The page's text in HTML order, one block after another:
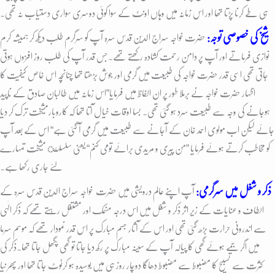
ہی طے کرنا پڑتا تھا اور اس زمانہ میں وہاں اونٹ کے سوا کوئی دوسری سواری دستیاب نہ تھی۔
شیخ کی خصوصی توجہ: حضرت خواجہ سراج الدین قدس سرہ آپ کو سرگرم طلب دیکھ کر ہمیشہ کرم
نوازی فرماتے اور آپ پر دامن رحمت کشادہ رکھتے تھے۔جس قدر آپ کی طلب روز افزوں ہوتی
جاتی تھی اسی قدر حضرت خواجہ کی طبیعت میں گرمی اور جوش بڑھتا تھا چنانچہ اس خاص کیفیت کا
اظہار حضرت خواجہ نے برملا طور پر ان الفاظ میں فرمایا”اس زمانہ میں طالبان صادق کے ناپید
ہوجانے کی وجہ سے طبیعت سرد ہو گئی تھی۔ بسا اوقات خیال آتا تھا کہ کاروبارمشیخت ترک کر دیا
جائے لیکن اب مولوی احمد خان کے آجانے سے طبیعت میں گرمی آ گئی ہے“ اس کے بعد آپ
کو مخاطب کرتے ہوئے فرمایا ”من پیری و مریدی برائے تومی کنم“ یعنی سلسلہئ مشیخت تمہارے
لئے جاری رکھا ہے۔
ذکر و شغل میں سرگرمی: آپ اپنے عالم درویشی میں حضرت خواجہ سراج الدین قدس سرہ کے
الطاف و عنایات کے زیر اثر ذکر و شغل میں اس درجہ منہمک اور مشتغل رہتے تھے کہ ذکر الٰہی
سے اندرونی حرارت بڑھ گئی تھی اور اس کے آثار جسم مبارک پر اس قدر نمودار تھے کہ موسم سرما
میں اگر جمے ہوئے گھی کا پیالہ آپ کے سینہ مبارک پر رکھ دیا جاتا تو گھی پگھل جاتا تھا۔ذکر کی
کثرت سے تسبیح کا مضبوط سے مضبوط دھاگا دوچار روز ہی میں بوسیدہ ہو کرٹوٹ جاتا تھا اور پھر نیا